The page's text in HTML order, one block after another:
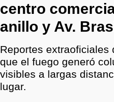
centro
anillo y Av.
Reportes extraoficiales
que el fuego generó
visibles a largas
lugar.